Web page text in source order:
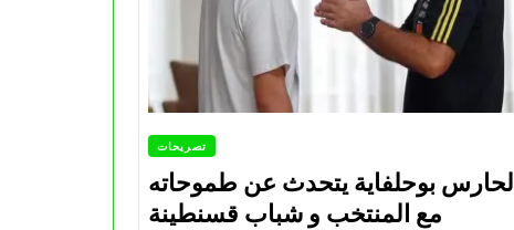
تصريحات
الحارس بوحلفاية يتحدث عن طموحاته
مع المنتخب و شباب قسنطينة